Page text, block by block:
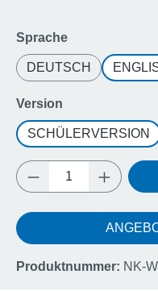
Spracheauswählen
DEUTSCH
Version
SCHÜLERVERSION
Produkt Anzahl:
Produktnummer: NK-